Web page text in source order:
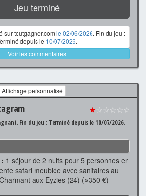
Jeu terminé
sur toutgagner.com le 02/06/2026. Fin du jeu :
depuis le 10/07/2026.
Voir les commentaires
Affichage personnalisé
★☆☆☆☆☆
Fin du jeu : Terminé depuis le 10/07/2026.
1 séjour de 2 nuits pour 5 personnes en
safari meublée avec sanitaires au
aux Eyzies (24) (≈350 €)